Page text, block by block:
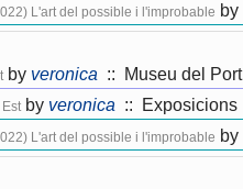
L'art del possible i l'improbable by
by veronica :: Museu del Port
by veronica :: Exposicions
L'art del possible i l'improbable by